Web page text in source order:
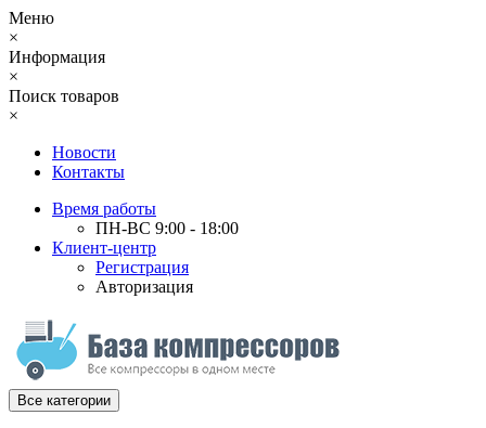
Меню
×
Информация
×
Поиск товаров
×
Новости
Контакты
Время работы
ПН-ВС 9:00 - 18:00
Клиент-центр
Регистрация
Авторизация
Все категории